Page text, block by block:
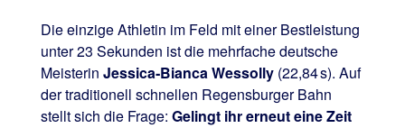
Die einzige Athletin im Feld mit einer Bestleistung
unter 23 Sekunden ist die mehrfache deutsche
Meisterin Jessica‑Bianca Wessolly(22,84 s). Auf
der traditionell schnellen Regensburger Bahn
stellt sich die Frage: Gelingt ihr erneut eine Zeit